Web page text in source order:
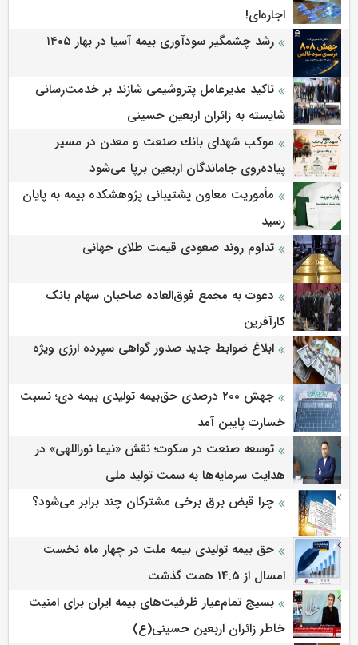
اجاره‌ای!
رشد چشمگیر سودآوری بیمه آسیا در بهار ۱۴۰۵
تاکید مدیرعامل پتروشیمی شازند بر خدمت‌رسانی
شایسته به زائران اربعین حسینی
موكب شهدای بانك صنعت و معدن در مسیر
پیاده‌روی جاماندگان اربعین برپا می‌شود
مأموریت معاون پشتیبانی پژوهشكده بیمه به پایان
رسید
تداوم روند صعودی قیمت طلای جهانی
دعوت به مجمع فوق‌العاده صاحبان سهام بانک
کارآفرین
ابلاغ ضوابط جدید صدور گواهی سپرده ارزی ویژه
جهش ۲۰۰ درصدی حق‌بیمه تولیدی بیمه دی؛ نسبت
خسارت پایین آمد
توسعه صنعت در سکوت؛ نقش «نیما نوراللهی» در
هدایت سرمایه‌ها به سمت تولید ملی
چرا قبض برق برخی مشترکان چند برابر می‌شود؟
حق بیمه تولیدی بیمه ملت در چهار ماه نخست
امسال از 14.5 همت گذشت
بسیج تمام‌عیار ظرفیت‌های بیمه ایران برای امنیت
خاطر زائران اربعین حسینی(ع)